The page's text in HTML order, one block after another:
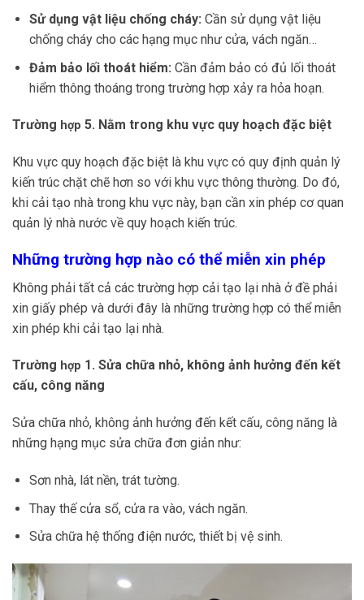
Sử dụng vật liệu chống cháy: Cần sử dụng vật liệu
chống cháy cho các hạng mục như cửa, vách ngăn…
Đảm bảo lối thoát hiểm: Cần đảm bảo có đủ lối thoát
hiểm thông thoáng trong trường hợp xảy ra hỏa hoạn.
Trường hợp 5. Nằm trong khu vực quy hoạch đặc biệt
Khu vực quy hoạch đặc biệt là khu vực có quy định quản lý
kiến trúc chặt chẽ hơn so với khu vực thông thường. Do đó,
khi cải tạo nhà trong khu vực này, bạn cần xin phép cơ quan
quản lý nhà nước về quy hoạch kiến trúc.
Những trường hợp nào có thể miễn xin phép
Không phải tất cả các trường hợp cải tạo lại nhà ở đề phải
xin giấy phép và dưới đây là những trường hợp có thể miễn
xin phép khi cải tạo lại nhà.
Trường hợp 1. Sửa chữa nhỏ, không ảnh hưởng đến kết
cấu, công năng
Sửa chữa nhỏ, không ảnh hưởng đến kết cấu, công năng là
những hạng mục sửa chữa đơn giản như:
Sơn nhà, lát nền, trát tường.
Thay thế cửa sổ, cửa ra vào, vách ngăn.
Sửa chữa hệ thống điện nước, thiết bị vệ sinh.